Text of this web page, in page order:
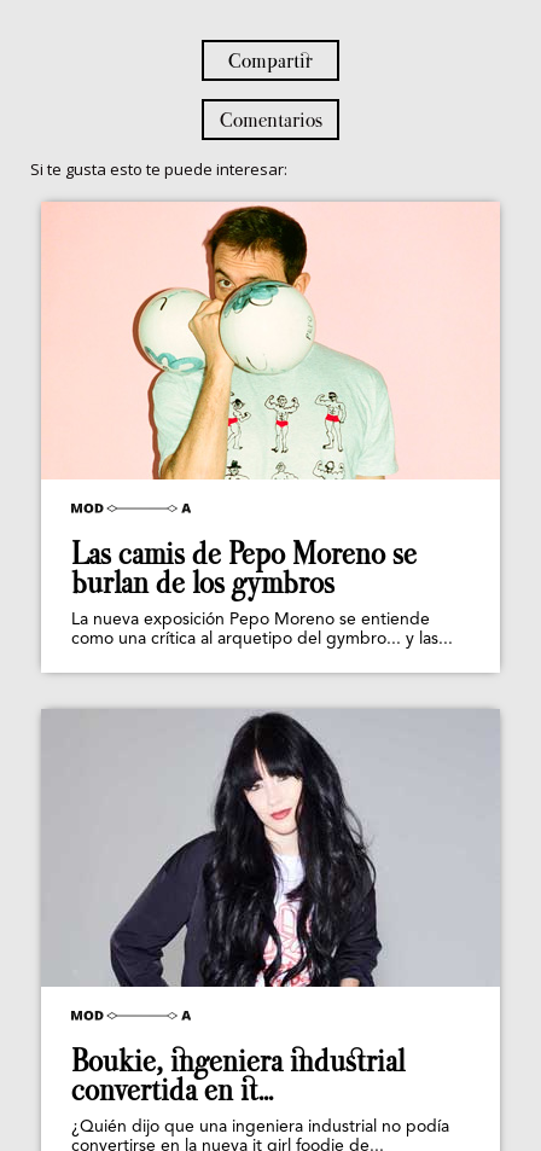
Compartir
Comentarios
Si te gusta esto te puede interesar:
Las camis de Pepo Moreno se
burlan de los gymbros
La nueva exposición Pepo Moreno se entiende
como una crítica al arquetipo del gymbro... y las...
Boukie, ingeniera industrial
convertida en it...
¿Quién dijo que una ingeniera industrial no podía
convertirse en la nueva it girl foodie de...